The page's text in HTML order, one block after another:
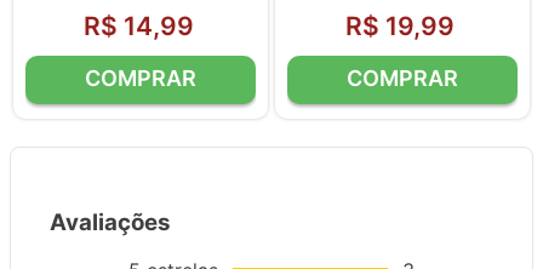
R$ 14,99 R$ 19,99
Avaliações